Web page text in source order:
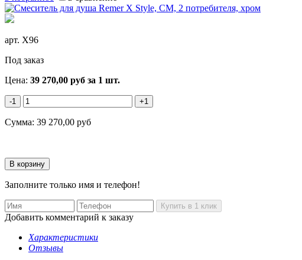
арт. X96
Под заказ
Цена: 39 270,00 руб за 1 шт.
-1 +1
Сумма: 39 270,00 руб
Заполните только имя и телефон!
Добавить комментарий к заказу
Характеристики
Отзывы